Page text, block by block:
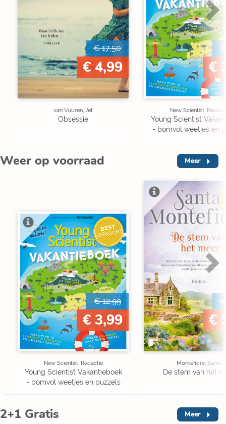
€ 17,50
€ 4,99
van Vuuren, Jet
Obsessie
€
New Scientist,
Young Scientist
- bomvol weetjes en
Weer op voorraad Meer
BEST
VERKOCHT
€ 12,99
€ 3,99
New Scientist, Redactie
Young Scientist Vakantieboek
- bomvol weetjes en puzzels
€
€
Montefiore, Santa
De stem van het
2+1 Gratis Meer